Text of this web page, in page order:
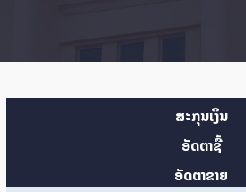
ສະກຸນເງິນ
ອັດຕາຊື້
ອັດຕາຂາຍ